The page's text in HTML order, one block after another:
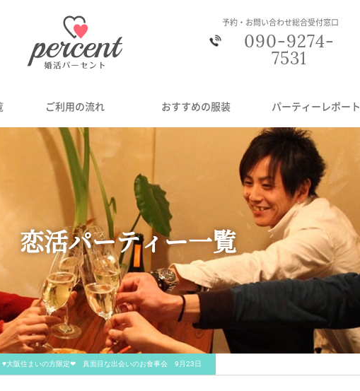
予約・お問い合わせ総合受付窓口
090-9274-
7531
ご利用の流れ おすすめの服装 パーティーレポート
恋活パーティー一覧
大阪住まいの方限定❤ 真面目な出会いのお食事会 9月23日